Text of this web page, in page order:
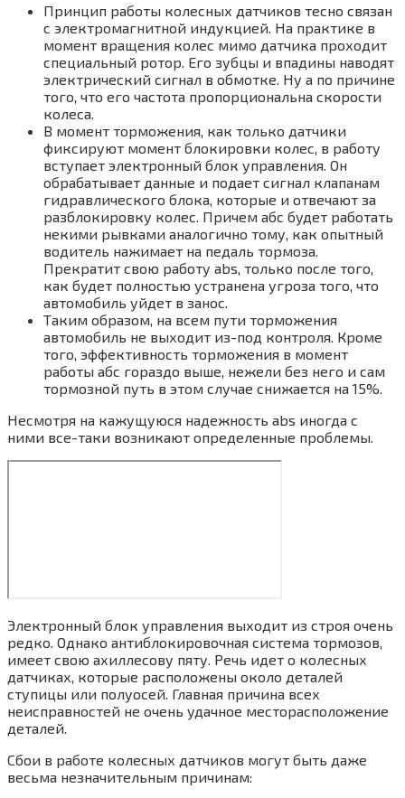
Принцип работы колесных датчиков тесно связан
с электромагнитной индукцией. На практике в
момент вращения колес мимо датчика проходит
специальный ротор. Его зубцы и впадины наводят
электрический сигнал в обмотке. Ну а по причине
того, что его частота пропорциональна скорости
колеса.
В момент торможения, как только датчики
фиксируют момент блокировки колес, в работу
вступает электронный блок управления. Он
обрабатывает данные и подает сигнал клапанам
гидравлического блока, которые и отвечают за
разблокировку колес. Причем абс будет работать
некими рывками аналогично тому, как опытный
водитель нажимает на педаль тормоза.
Прекратит свою работу abs, только после того,
как будет полностью устранена угроза того, что
автомобиль уйдет в занос.
Таким образом, на всем пути торможения
автомобиль не выходит из-под контроля. Кроме
того, эффективность торможения в момент
работы абс гораздо выше, нежели без него и сам
тормозной путь в этом случае снижается на 15%.
Несмотря на кажущуюся надежность abs иногда с
ними все-таки возникают определенные проблемы.
Электронный блок управления выходит из строя очень
редко. Однако антиблокировочная система тормозов,
имеет свою ахиллесову пяту. Речь идет о колесных
датчиках, которые расположены около деталей
ступицы или полуосей. Главная причина всех
неисправностей не очень удачное месторасположение
деталей.
Сбои в работе колесных датчиков могут быть даже
весьма незначительным причинам: